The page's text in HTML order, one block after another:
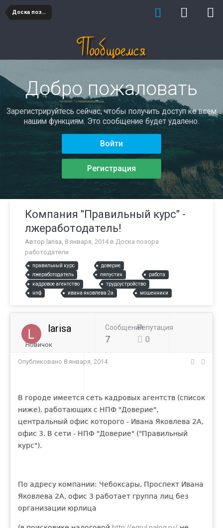
Доска позора работодатели
Добро пожаловать
Зарегистрируйтесь сейчас, чтобы получить доступ ко всем
нашим функциям. Это сообщение будет удалено.
Войти
Регистрация
Компания "Правильный курс" -
лжеработодатель!
Автор larisa, 8 января, 2014в Доска позора
работодатели
правильный курс
доверие
лжеработодатель
ляпустин
работа
кадровое агентство
трудоустройство
нпф
ивана яковлева 2а мошенники
larisa
Новичок
Сообщений
7
Репутация
0
Опубликовано 8 января, 2014
В городе имеется сеть кадровых агентств (список
ниже), работающих с НПФ "Доверие",
центральный офис которого - Ивана Яковлева 2А,
офис 3. В сети - НПФ "Доверие" ("Правильный
курс").
По адресу компании: Чебоксары, Проспект Ивана
Яковлева 2А, офис 3 работает группа лиц без
организации юрлица